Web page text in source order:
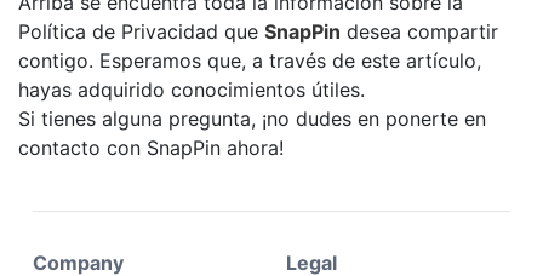
Política de Privacidad que SnapPin desea compartir
contigo. Esperamos que, a través de este artículo,
hayas adquirido conocimientos útiles.
Si tienes alguna pregunta, ¡no dudes en ponerte en
contacto con SnapPin ahora!
Company Legal